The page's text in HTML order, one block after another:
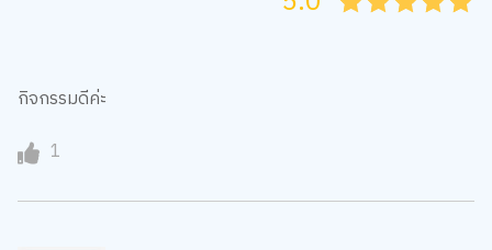
กิจกรรมดีค่ะ
1